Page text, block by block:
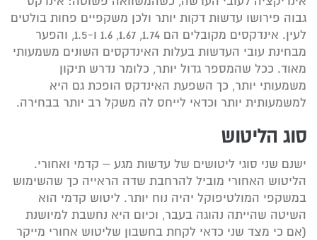
גבוה פירושו עדשות דקות יותר ולכן משקפיים פחות בולטים
לעין. אינדקסים מקובלים הם 1.74, 1.67, 1.6 ו-1.5, והפער
מבחינת עובי העדשות בעלות האינדקסים השונים משמעותי
מאוד. ככל שהמספר גדול יותר, כלומר נדרש תיקון
משמעותי יותר, כך השפעת האינדקס הופכת גם היא
למשמעותית יותר וכדאי לייחס לה משקל רב יותר בבחירה.
סוג הליטוש
ישנם שני סוגי ליטושים של עדשות מגע – קדמי ואחורי.
הליטוש האחורי מוביל להרחבת שדה הראייה כך שהשימוש
במשקפי המולטיפוקל יהיה נוח יותר. ליטוש קדמי הוא
השיטה שהייתה נהוגה בעבר, וכיום היא נחשבת למיושנת
(אם כי מצד שני כדאי לקחת בחשבון שליטוש אחורי מייקר